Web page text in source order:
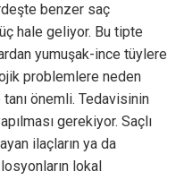
benzer saç
hale geliyor. Bu tipte
yumuşak-ince tüylere
problemlere neden
önemli. Tedavisinin
gerekiyor. Saçlı
ilaçların ya da
losyonların lokal